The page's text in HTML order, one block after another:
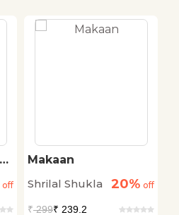
off
Makaan
Shrilal Shukla
20% off
₹299₹ 239.2